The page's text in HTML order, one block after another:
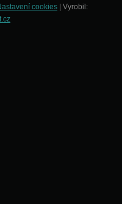
cookies | Vyrobil: